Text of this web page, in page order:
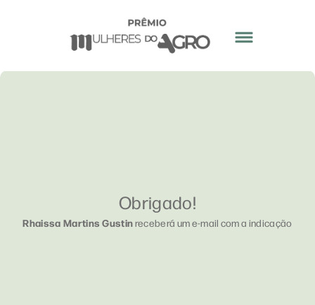
Obrigado!
Rhaissa Martins Gustinreceberá um e-mail com a indicação